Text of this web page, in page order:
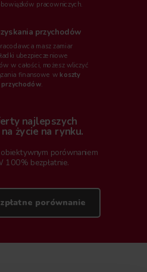
pracowniczych.
przychodów
masz zamiar
ubezpieczeniowe
w całości, możesz wliczyć
finansowe w koszty
przychodów.
najlepszych
życie na rynku.
porównaniem
100% bezpłatnie.
porównanie